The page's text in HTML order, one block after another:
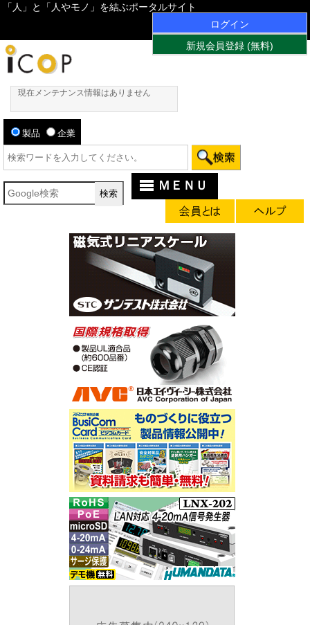
「人」と「人やモノ」を結ぶポータルサイト
ログイン
新規会員登録 (無料)
現在メンテナンス情報はありません
製品 企業
ＭＥＮＵ